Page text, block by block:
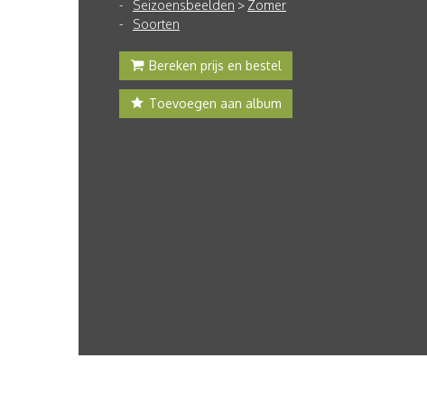
Seizoensbeelden > Zomer
Soorten
Bereken prijs en bestel
Toevoegen aan album